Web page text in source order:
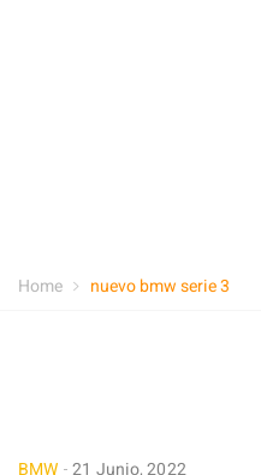
Home nuevo bmw serie 3
BMW 21 Junio, 2022